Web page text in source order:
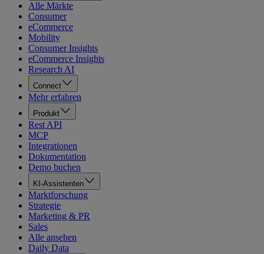
Alle Märkte
Consumer
eCommerce
Mobility
Consumer Insights
eCommerce Insights
Research AI
Connect
Mehr erfahren
Produkt
Rest API
MCP
Integrationen
Dokumentation
Demo buchen
KI-Assistenten
Marktforschung
Strategie
Marketing & PR
Sales
Alle ansehen
Daily Data